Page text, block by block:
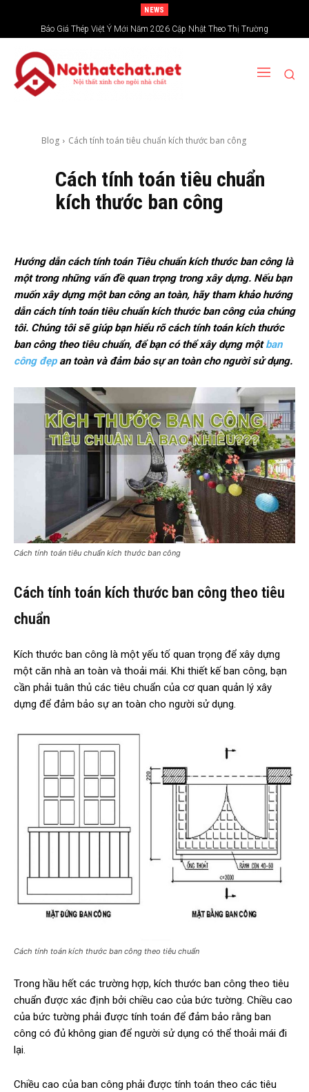
NEWS
Báo Giá Thép Việt Ý Mới Năm 2026 Cập Nhật Theo Thị Trường
Giá Rượu Vang Đỏ Hiện Nay Bao Nhiêu? Vì Sao Chênh Lệch Lớn
Blog Cách tính toán tiêu chuẩn kích thước ban công
Cách tính toán tiêu chuẩn
kích thước ban công
Hướng dẫn cách tính toán Tiêu chuẩn kích thước ban công là
một trong những vấn đề quan trọng trong xây dựng. Nếu bạn
muốn xây dựng một ban công an toàn, hãy tham khảo hướng
dẫn cách tính toán tiêu chuẩn kích thước ban công của chúng
tôi. Chúng tôi sẽ giúp bạn hiểu rõ cách tính toán kích thước
ban công theo tiêu chuẩn, để bạn có thể xây dựng mộtban
công đẹpan toàn và đảm bảo sự an toàn cho người sử dụng.
Cách tính toán tiêu chuẩn kích thước ban công
Cách tính toán kích thước ban công theo tiêu
chuẩn
Kích thước ban công là một yếu tố quan trọng để xây dựng
một căn nhà an toàn và thoải mái. Khi thiết kế ban công, bạn
cần phải tuân thủ các tiêu chuẩn của cơ quan quản lý xây
dựng để đảm bảo sự an toàn cho người sử dụng.
Cách tính toán kích thước ban công theo tiêu chuẩn
Trong hầu hết các trường hợp, kích thước ban công theo tiêu
chuẩn được xác định bởi chiều cao của bức tường. Chiều cao
của bức tường phải được tính toán để đảm bảo rằng ban
công có đủ không gian để người sử dụng có thể thoải mái đi
lại.
Chiều cao của ban công phải được tính toán theo các tiêu